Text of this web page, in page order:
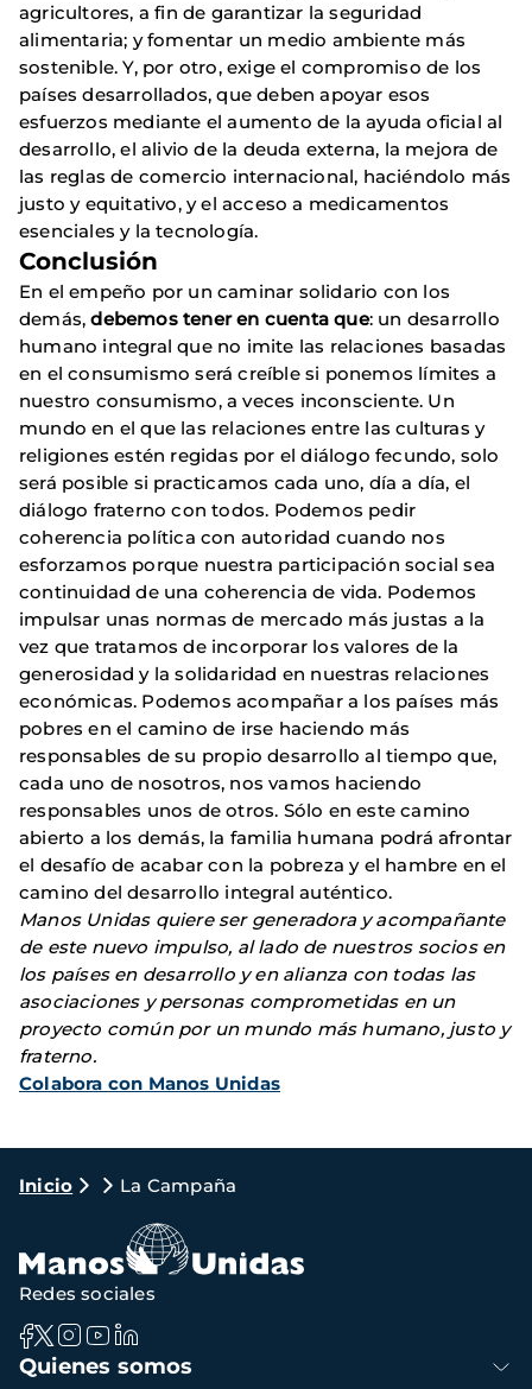
agricultores, a fin de garantizar la seguridad
alimentaria; y fomentar un medio ambiente más
sostenible. Y, por otro, exige el compromiso de los
países desarrollados, que deben apoyar esos
esfuerzos mediante el aumento de la ayuda oficial al
desarrollo, el alivio de la deuda externa, la mejora de
las reglas de comercio internacional, haciéndolo más
justo y equitativo, y el acceso a medicamentos
esenciales y la tecnología.
Conclusión
En el empeño por un caminar solidario con los
demás,debemos tener en cuenta que: un desarrollo
humano integral que no imite las relaciones basadas
en el consumismo será creíble si ponemos límites a
nuestro consumismo, a veces inconsciente. Un
mundo en el que las relaciones entre las culturas y
religiones estén regidas por el diálogo fecundo, solo
será posible si practicamos cada uno, día a día, el
diálogo fraterno con todos. Podemos pedir
coherencia política con autoridad cuando nos
esforzamos porque nuestra participación social sea
continuidad de una coherencia de vida. Podemos
impulsar unas normas de mercado más justas a la
vez que tratamos de incorporar los valores de la
generosidad y la solidaridad en nuestras relaciones
económicas. Podemos acompañar a los países más
pobres en el camino de irse haciendo más
responsables de su propio desarrollo al tiempo que,
cada uno de nosotros, nos vamos haciendo
responsables unos de otros. Sólo en este camino
abierto a los demás, la familia humana podrá afrontar
el desafío de acabar con la pobreza y el hambre en el
camino del desarrollo integral auténtico.
Manos Unidas quiere ser generadora y acompañante
de este nuevo impulso, al lado de nuestros socios en
los países en desarrollo y en alianza con todas las
asociaciones y personas comprometidas en un
proyecto común por un mundo más humano, justo y
fraterno.
Colabora con Manos Unidas
Ruta
navegación
Inicio La Campaña
Navegación
principal
Quienes somos
Redes sociales